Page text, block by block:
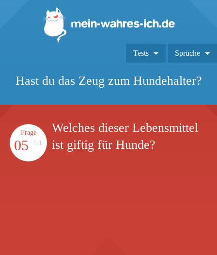
Tests Sprüche
Hast du das Zeug zum Hundehalter?
Frage
05 /11
Welches dieser Lebensmittel
ist giftig für Hunde?